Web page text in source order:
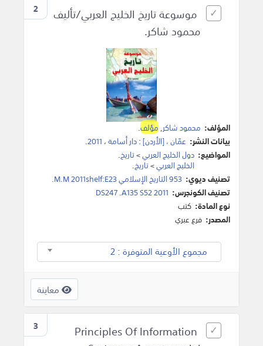
2
موسوعة تاريخ الخليج العربي/تأليف
محمود شاكر.
المؤلف: محمود شاكر,مؤلف.
بيانات النشر: عمّان ، [الأردن]:دار أسامة، 2011
.
المواضيع: دول الخليج العربي>تاريخ.
الخليج العربي>تاريخ.
تصنيف ديوي: 953 التاريخ الإسلامي M.M 2011shelf:E23.
تصنيف الكونجرس: DS247 .A135 S52 2011
نوع المادة: كتب
المصدر: فرع عبري
مجموع الأوعية المتوفرة : 2
معاينة
3
Principles Of Information